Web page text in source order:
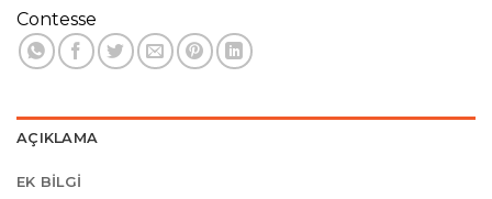
Contesse
AÇIKLAMA
EK BILGI